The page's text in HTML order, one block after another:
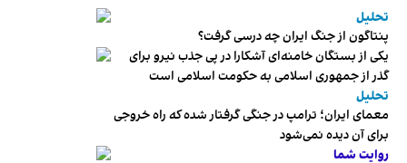
تحلیل
پنتاگون از جنگ ایران چه درسی گرفت؟
یکی از بستگان خامنه‌ای آشکارا در پی جذب نیرو برای
گذر از جمهوری اسلامی به حکومت اسلامی است
تحلیل
معمای ایران؛ ترامپ در جنگی گرفتار شده که راه خروجی
برای آن دیده نمی‌شود
روایت شما